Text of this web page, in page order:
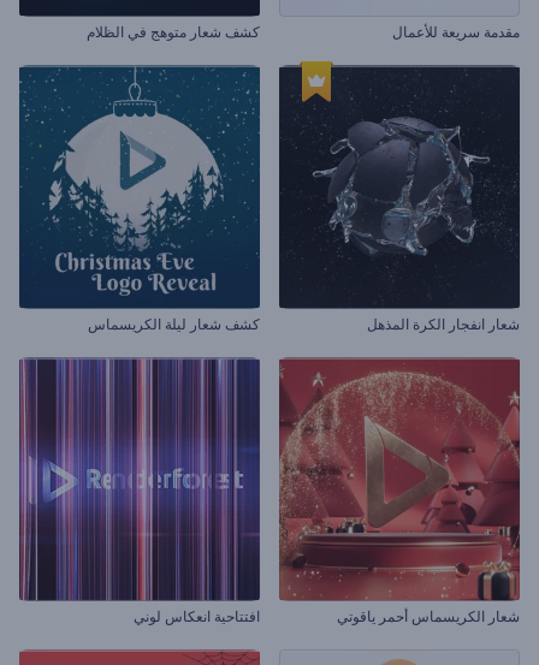
مقدمة سريعة للأعمال كشف شعار متوهج في الظلام
شعار انفجار الكرة المذهل كشف شعار ليلة الكريسماس
شعار الكريسماس أحمر ياقوتي افتتاحية انعكاس لوني